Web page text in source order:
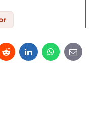
RedditLinkedInWhatsApp
E-
mail